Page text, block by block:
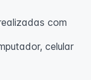
com
celular